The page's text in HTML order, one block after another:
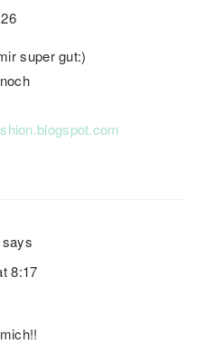
super gut:)
says
8:17